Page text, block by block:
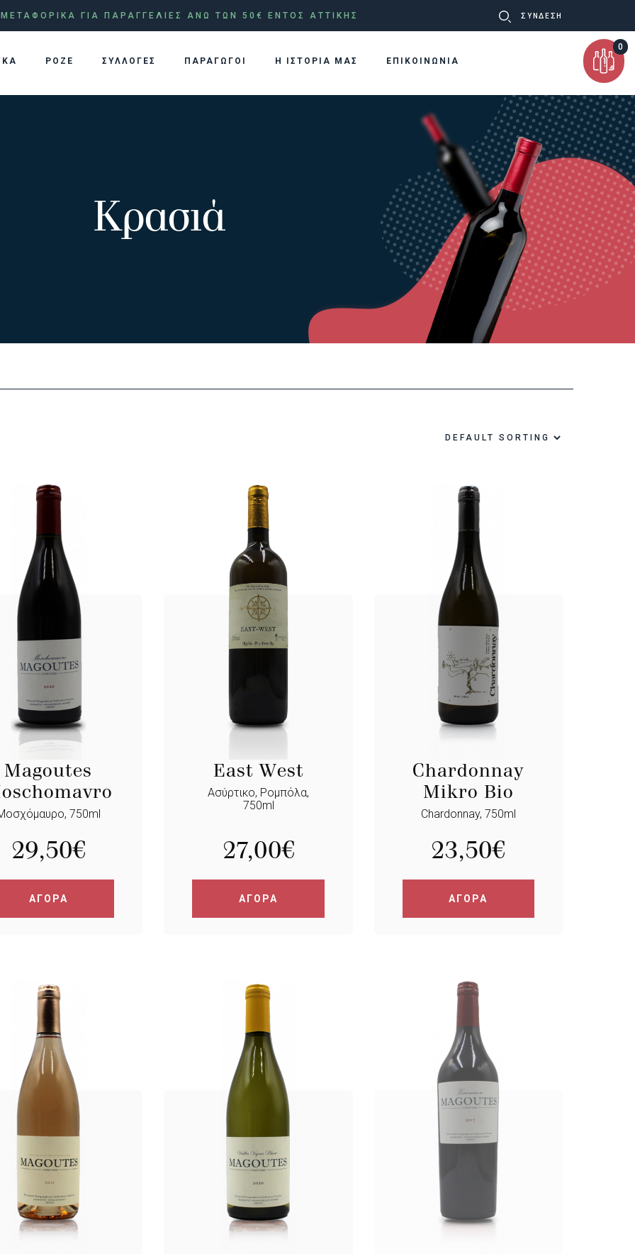
ΓΙΑ ΠΑΡΑΓΓΕΛΙΕΣ ΑΝΩ ΤΩΝ 50€ ΕΝΤΟΣ ΑΤΤΙΚΗΣ ΣΥΝΔΕΣΗ
ΡΟΖΕ ΣΥΛΛΟΓΕΣ ΠΑΡΑΓΩΓΟΙ Η ΙΣΤΟΡΙΑ ΜΑΣ ΕΠΙΚΟΙΝΩΝΙΑ
0
Κρασιά
Magoutes
750ml
29,50€
ΑΓΟΡΑ
East West
Ασύρτικο, Ρομπόλα,
750ml
27,00€
ΑΓΟΡΑ
Chardonnay
Mikro Bio
Chardonnay, 750ml
23,50€
ΑΓΟΡΑ